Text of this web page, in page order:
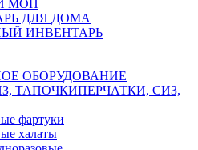
МОП
ДЛЯ ДОМА
ИНВЕНТАРЬ
ОБОРУДОВАНИЕ
ТАПОЧКИПЕРЧАТКИ, СИЗ,
фартуки
халаты